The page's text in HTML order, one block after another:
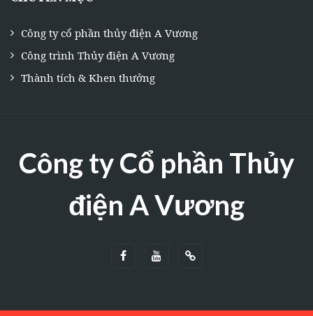
Công ty cổ phần thủy điện A Vương
Công trình Thủy điện A Vương
Thành tích & Khen thưởng
Công ty Cổ phần Thủy
điện A Vương